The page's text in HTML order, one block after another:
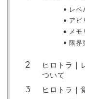
レベ
アビ
メモ
限界
ヒロトラ｜
ついて
ヒロトラ｜